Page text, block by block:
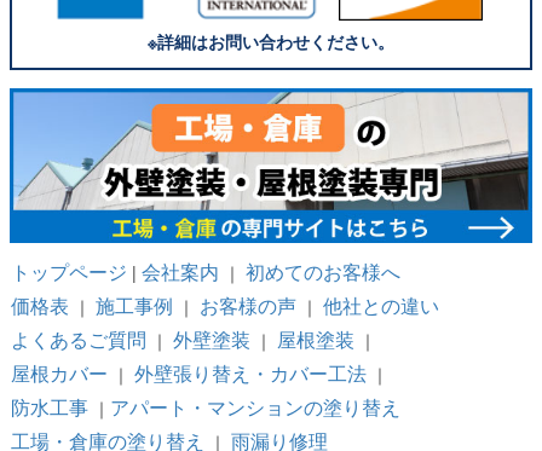
※詳細はお問い合わせください。
トップページ | 会社案内 ｜ 初めてのお客様へ
価格表 ｜ 施工事例 ｜ お客様の声｜ 他社との違い
よくあるご質問 ｜ 外壁塗装 ｜ 屋根塗装 ｜
屋根カバー ｜ 外壁張り替え・カバー工法｜
防水工事｜ アパート・マンションの塗り替え
工場・倉庫の塗り替え
｜ 雨漏り修理